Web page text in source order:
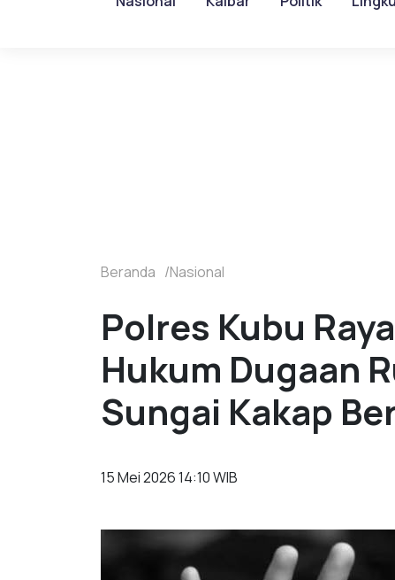
Beranda Nasional
Polres Kubu
Hukum Dugaan
Sungai Kakap
15 Mei 2026 14:10 WIB